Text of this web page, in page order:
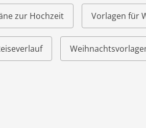
zur Hochzeit Vorlagen für